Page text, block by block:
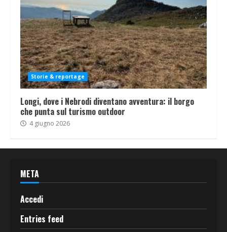
Storie & reportage
Longi, dove i Nebrodi diventano avventura: il borgo
che punta sul turismo outdoor
4 giugno 2026
META
Accedi
Entries feed